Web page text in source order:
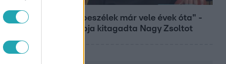
"Nem beszélek már vele évek óta" -
Édesapja kitagadta Nagy Zsoltot